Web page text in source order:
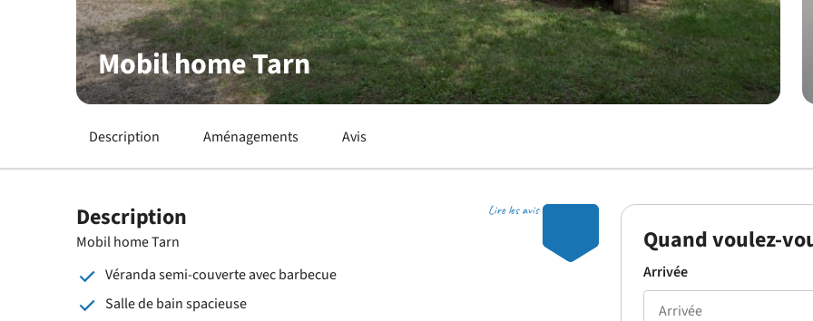
Mobil home Tarn
Description Aménagements Avis
Lire les avis
Description
Mobil home Tarn
Véranda semi-couverte avec barbecue
Salle de bain spacieuse
Quand voulez-
Arrivée